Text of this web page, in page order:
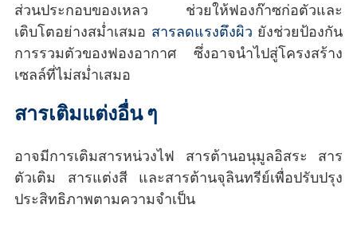
ส่วนประกอบของเหลว ช่วยให้ฟองก๊าซก่อตัวและ
เติบโตอย่างสม่ำเสมอ สารลดแรงตึงผิว ยังช่วยป้องกัน
การรวมตัวของฟองอากาศ ซึ่งอาจนำไปสู่โครงสร้าง
เซลล์ที่ไม่สม่ำเสมอ
สารเติมแต่งอื่น ๆ
อาจมีการเติมสารหน่วงไฟ สารต้านอนุมูลอิสระ สาร
ตัวเติม สารแต่งสี และสารต้านจุลินทรีย์เพื่อปรับปรุง
ประสิทธิภาพตามความจำเป็น